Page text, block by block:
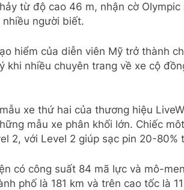
từ độ cao 46 m, nhận cờ
nhiều người biết.
hiểm của diễn viên Mỹ trở thành
khi nhiều chuyên trang về xe cộ
xe thứ hai của thương hiệu
mẫu xe phân khối lớn. Chiếc
2, với Level 2 giúp sạc pin 20-80%
có công suất 84 mã lực và mô-
phố là 181 km và trên cao tốc là